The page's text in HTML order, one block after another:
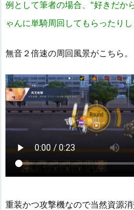
例として筆者の場合、"好きだか
ゃんに単騎周回してもらったりし
無音２倍速の周回風景がこちら。
重装かつ攻撃機なので当然資源